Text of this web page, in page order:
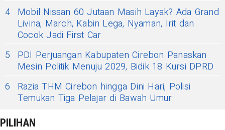
4 Mobil Nissan 60 Jutaan Masih Layak? Ada Grand
Livina, March, Kabin Lega, Nyaman, Irit dan
Cocok Jadi First Car
5
PDI Perjuangan Kabupaten Cirebon Panaskan
Mesin Politik Menuju 2029, Bidik 18 Kursi DPRD
6
Razia THM Cirebon hingga Dini Hari, Polisi
Temukan Tiga Pelajar di Bawah Umur
PILIHAN